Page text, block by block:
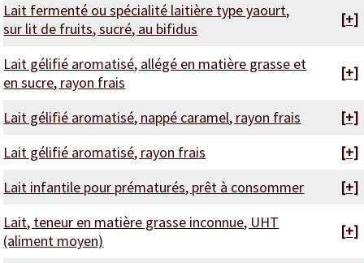
Lait fermenté ou spécialité laitière type yaourt,
sur lit de fruits, sucré, au bifidus
[+]
Lait gélifié aromatisé, allégé en matière grasse et
en sucre, rayon frais
[+]
Lait gélifié aromatisé, nappé caramel, rayon frais
[+]
Lait gélifié aromatisé, rayon frais
[+]
Lait infantile pour prématurés, prêt à consommer
[+]
Lait, teneur en matière grasse inconnue, UHT
(aliment moyen)
[+]